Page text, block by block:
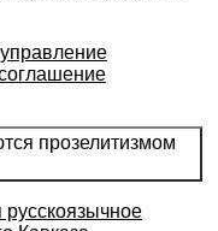
прозелитизмом